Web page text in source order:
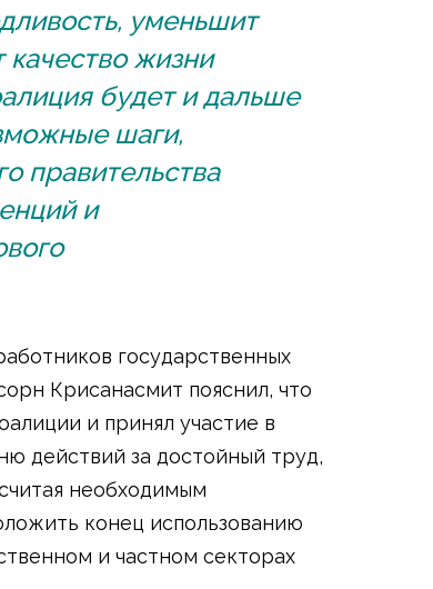
уменьшит
жизни
будет и дальше
шаги,
правительства
и
государственных
Крисанасмит пояснил, что
и принял участие в
действий за достойный труд,
необходимым
конец использованию
и частном секторах